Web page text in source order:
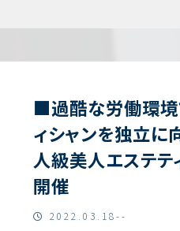
■過酷な労働環境
ィシャンを独立に
人級美人エステテ
開催
2022.03.18--